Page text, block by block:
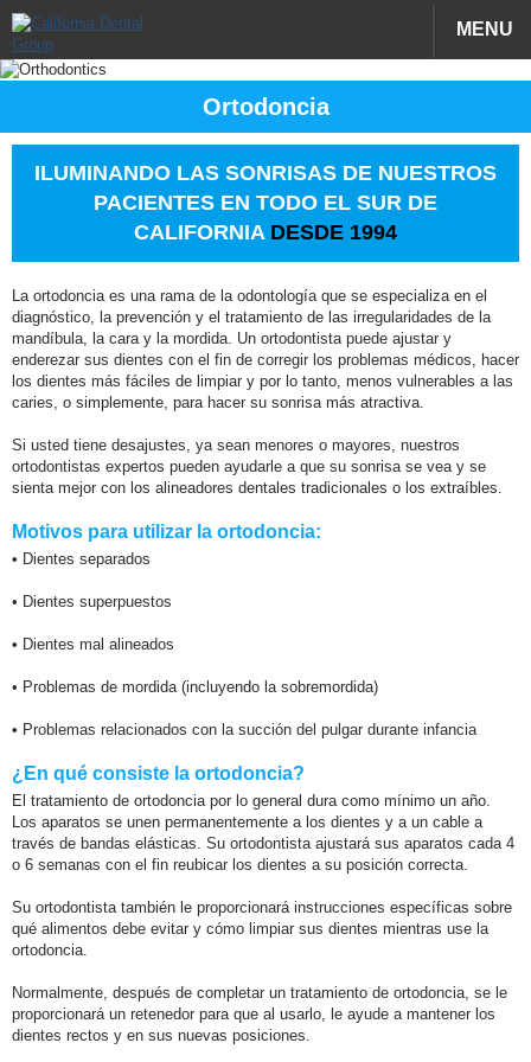
MENU
Ortodoncia
ILUMINANDO LAS SONRISAS DE NUESTROS
PACIENTES EN TODO EL SUR DE
CALIFORNIA DESDE 1994
La ortodoncia es una rama de la odontología que se especializa en el
diagnóstico, la prevención y el tratamiento de las irregularidades de la
mandíbula, la cara y la mordida. Un ortodontista puede ajustar y
enderezar sus dientes con el fin de corregir los problemas médicos, hacer
los dientes más fáciles de limpiar y por lo tanto, menos vulnerables a las
caries, o simplemente, para hacer su sonrisa más atractiva.
Si usted tiene desajustes, ya sean menores o mayores, nuestros
ortodontistas expertos pueden ayudarle a que su sonrisa se vea y se
sienta mejor con los alineadores dentales tradicionales o los extraíbles.
Motivos para utilizar la ortodoncia:
• Dientes separados
• Dientes superpuestos
• Dientes mal alineados
• Problemas de mordida (incluyendo la sobremordida)
• Problemas relacionados con la succión del pulgar durante infancia
¿En qué consiste la ortodoncia?
El tratamiento de ortodoncia por lo general dura como mínimo un año.
Los aparatos se unen permanentemente a los dientes y a un cable a
través de bandas elásticas. Su ortodontista ajustará sus aparatos cada 4
o 6 semanas con el fin reubicar los dientes a su posición correcta.
Su ortodontista también le proporcionará instrucciones específicas sobre
qué alimentos debe evitar y cómo limpiar sus dientes mientras use la
ortodoncia.
Normalmente, después de completar un tratamiento de ortodoncia, se le
proporcionará un retenedor para que al usarlo, le ayude a mantener los
dientes rectos y en sus nuevas posiciones.